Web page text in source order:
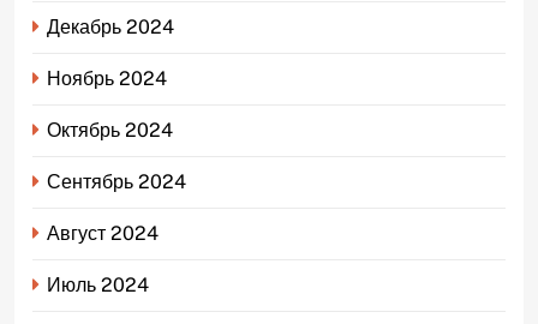
Декабрь 2024
Ноябрь 2024
Октябрь 2024
Сентябрь 2024
Август 2024
Июль 2024